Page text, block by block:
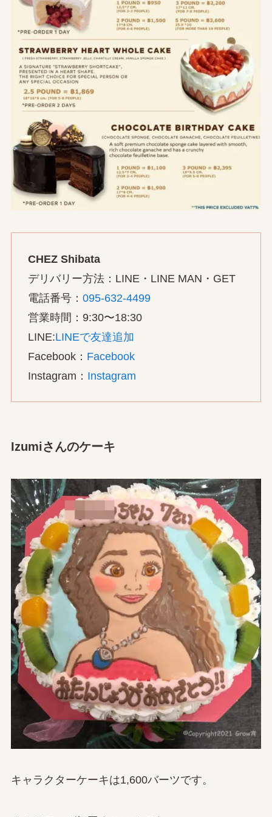
CHEZ Shibata
デリバリー方法：LINE・LINE MAN・GET
電話番号： 095-632-4499
営業時間：9:30〜18:30
LINE:LINEで友達追加
Facebook： Facebook
Instagram： Instagram
Izumiさんのケーキ
キャラクターケーキは1,600バーツです。